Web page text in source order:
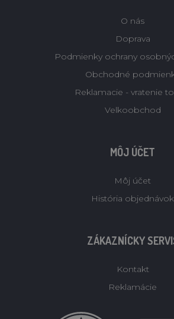
O nás
Doprava
Podmienky ochrany
Obchodné
Reklamacie - vratenie
Velkoobchod
MÔJ ÚČET
Môj účet
História objednávok
ZÁKAZNÍCKY
Kontakt
Reklamácie